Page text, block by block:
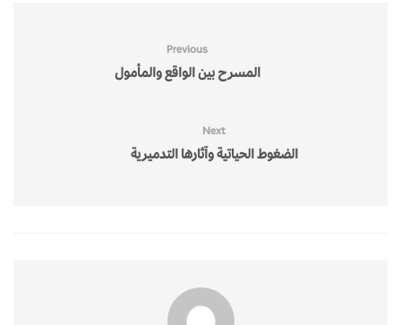
Previous
المسرح بين الواقع والمأمول
Next
الضغوط الحياتية وآثارها التدميرية